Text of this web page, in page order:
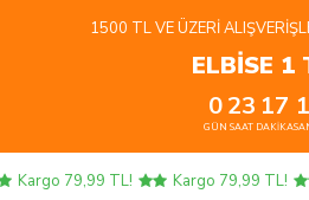
1500 TL VE ÜZERI
ELBİSE 1
0
GÜN
23
SAAT
17
DAKIKA
Kargo 79,99 TL! Kargo 79,99 TL!